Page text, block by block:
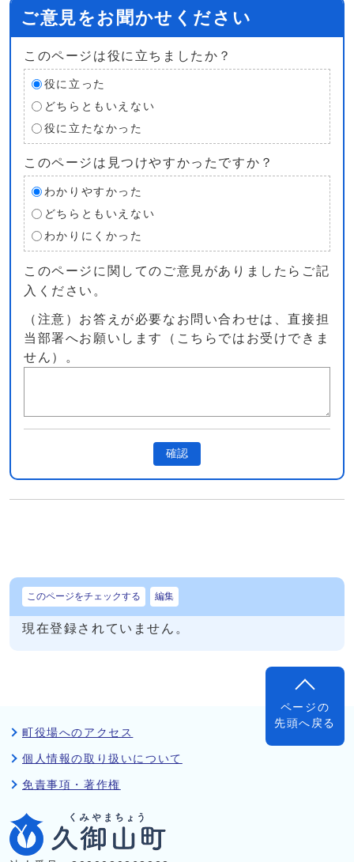
ご意見をお聞かせください
このページは役に立ちましたか？
役に立った
どちらともいえない
役に立たなかった
このページは見つけやすかったですか？
わかりやすかった
どちらともいえない
わかりにくかった
このページに関してのご意見がありましたらご記
入ください。
（注意）お答えが必要なお問い合わせは、直接担
当部署へお願いします（こちらではお受けできま
せん）。
確認
このページをチェックする 編集
現在登録されていません。
ページの
先頭へ戻る
町役場へのアクセス
個人情報の取り扱いについて
免責事項・著作権